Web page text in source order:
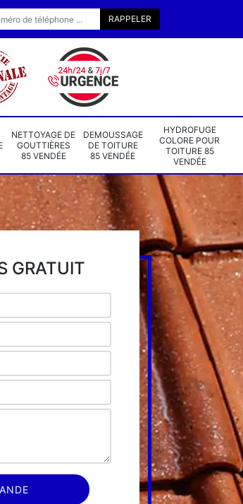
NETTOYAGE DE
GOUTTIÈRES
85 VENDÉE
DEMOUSSAGE
DE TOITURE
85 VENDÉE
HYDROFUGE
COLORE POUR
TOITURE 85
VENDÉE
GRATUIT